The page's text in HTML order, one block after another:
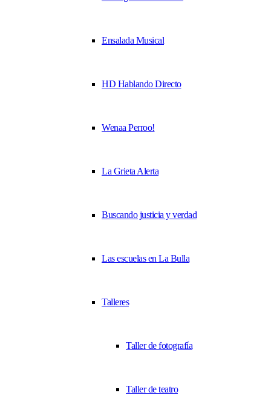
Ensalada Musical
HD Hablando Directo
Wenaa Perroo!
La Grieta Alerta
Buscando justicia y verdad
Las escuelas en La Bulla
Talleres
Taller de fotografía
Taller de teatro